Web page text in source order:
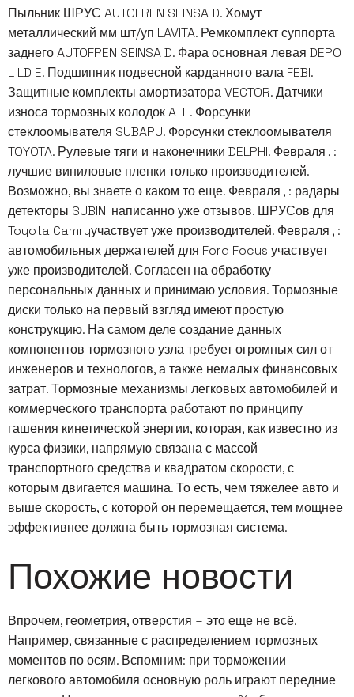
Пыльник ШРУС AUTOFREN SEINSA D. Хомут
металлический мм шт/уп LAVITA. Ремкомплект суппорта
заднего AUTOFREN SEINSA D. Фара основная левая DEPO
L LD E. Подшипник подвесной карданного вала FEBI.
Защитные комплекты амортизатора VECTOR. Датчики
износа тормозных колодок ATE. Форсунки
стеклоомывателя SUBARU. Форсунки стеклоомывателя
TOYOTA. Рулевые тяги и наконечники DELPHI. Февраля , :
лучшие виниловые пленки только производителей.
Возможно, вы знаете о каком то еще. Февраля , : радары
детекторы SUBINI написанно уже отзывов. ШРУСов для
Toyota Camryучаствует уже производителей. Февраля , :
автомобильных держателей для Ford Focus участвует
уже производителей. Согласен на обработку
персональных данных и принимаю условия. Тормозные
диски только на первый взгляд имеют простую
конструкцию. На самом деле создание данных
компонентов тормозного узла требует огромных сил от
инженеров и технологов, а также немалых финансовых
затрат. Тормозные механизмы легковых автомобилей и
коммерческого транспорта работают по принципу
гашения кинетической энергии, которая, как известно из
курса физики, напрямую связана с массой
транспортного средства и квадратом скорости, с
которым двигается машина. То есть, чем тяжелее авто и
выше скорость, с которой он перемещается, тем мощнее
эффективнее должна быть тормозная система.
Похожие новости
Впрочем, геометрия, отверстия – это еще не всё.
Например, связанные с распределением тормозных
моментов по осям. Вспомним: при торможении
легкового автомобиля основную роль играют передние